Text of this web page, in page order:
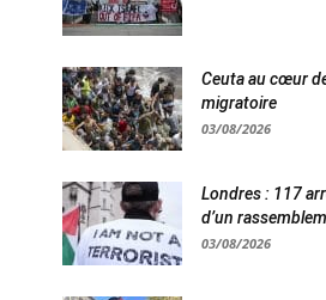
Ceuta au cœur
migratoire
03/08/2026
Londres : 117
d’un
03/08/2026